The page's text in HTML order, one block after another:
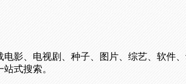
影、电视剧、种子、图片、综艺、软件
式搜索。